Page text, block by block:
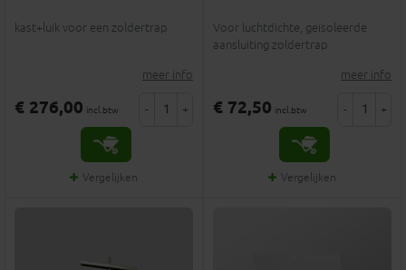
kast+luik voor een zoldertrap
meer info
€ 276,00 incl.btw - +
Vergelijken
Voor luchtdichte, geïsoleerde
aansluiting zoldertrap
meer info
€ 72,50 incl.btw - +
Vergelijken